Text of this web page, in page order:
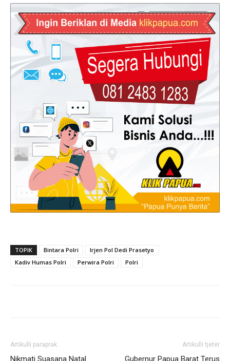
TOPIK Bintara Polri
Irjen Pol Dedi Prasetyo
Kadiv Humas Polri
Perwira Polri Polri
Artikulli paraprak Artikulli tjetër